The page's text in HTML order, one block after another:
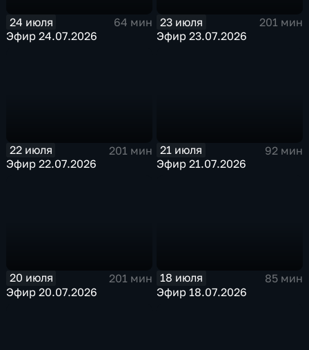
24 июля
64 мин
Эфир 24.07.2026
23 июля
201 мин
Эфир 23.07.2026
22 июля
201 мин
Эфир 22.07.2026
21 июля
92 мин
Эфир 21.07.2026
20 июля
201 мин
Эфир 20.07.2026
18 июля
85 мин
Эфир 18.07.2026